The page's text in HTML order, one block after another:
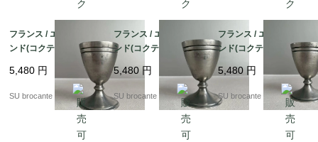
フランス / エッグスタ
ンド(コクティエ) C
5,480 円
SU brocante
フランス / エッグスタ
ンド(コクティエ) B
ピューター製
5,480 円
SU brocante
フランス / エッグスタ
ンド(コクティエ)A ピ
ューター製
5,480円
SU brocante